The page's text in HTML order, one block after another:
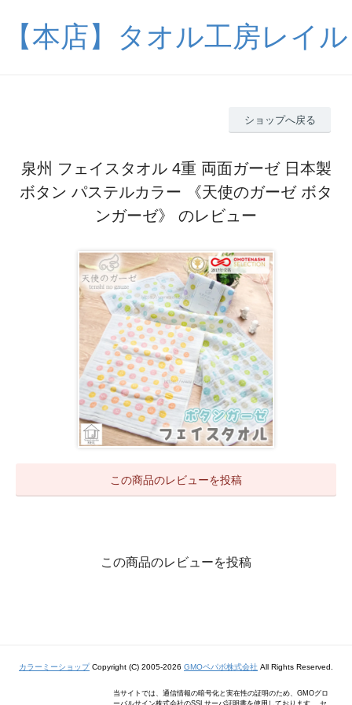
【本店】タオル工房レイル
ショップへ戻る
泉州 フェイスタオル 4重 両面ガーゼ 日本製
ボタン パステルカラー 《天使のガーゼ ボタ
ンガーゼ》 のレビュー
この商品のレビューを投稿
この商品のレビューを投稿
カラーミーショップCopyright (C) 2005-2026 GMOペパボ株式会社 All Rights Reserved.
当サイトでは、通信情報の暗号化と実在性の証明のため、GMOグロ
ーバルサイン株式会社のSSLサーバ証明書を使用しております。 セ